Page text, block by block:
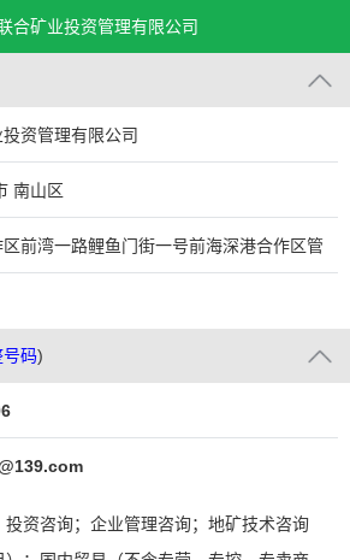
合矿业投资管理有限公司
资管理有限公司
南山区
前湾一路鲤鱼门街一号前海深港合作区管
（入驻深圳市前海商务秘书有限公司）
号码)
资咨询；企业管理咨询；地矿技术咨询